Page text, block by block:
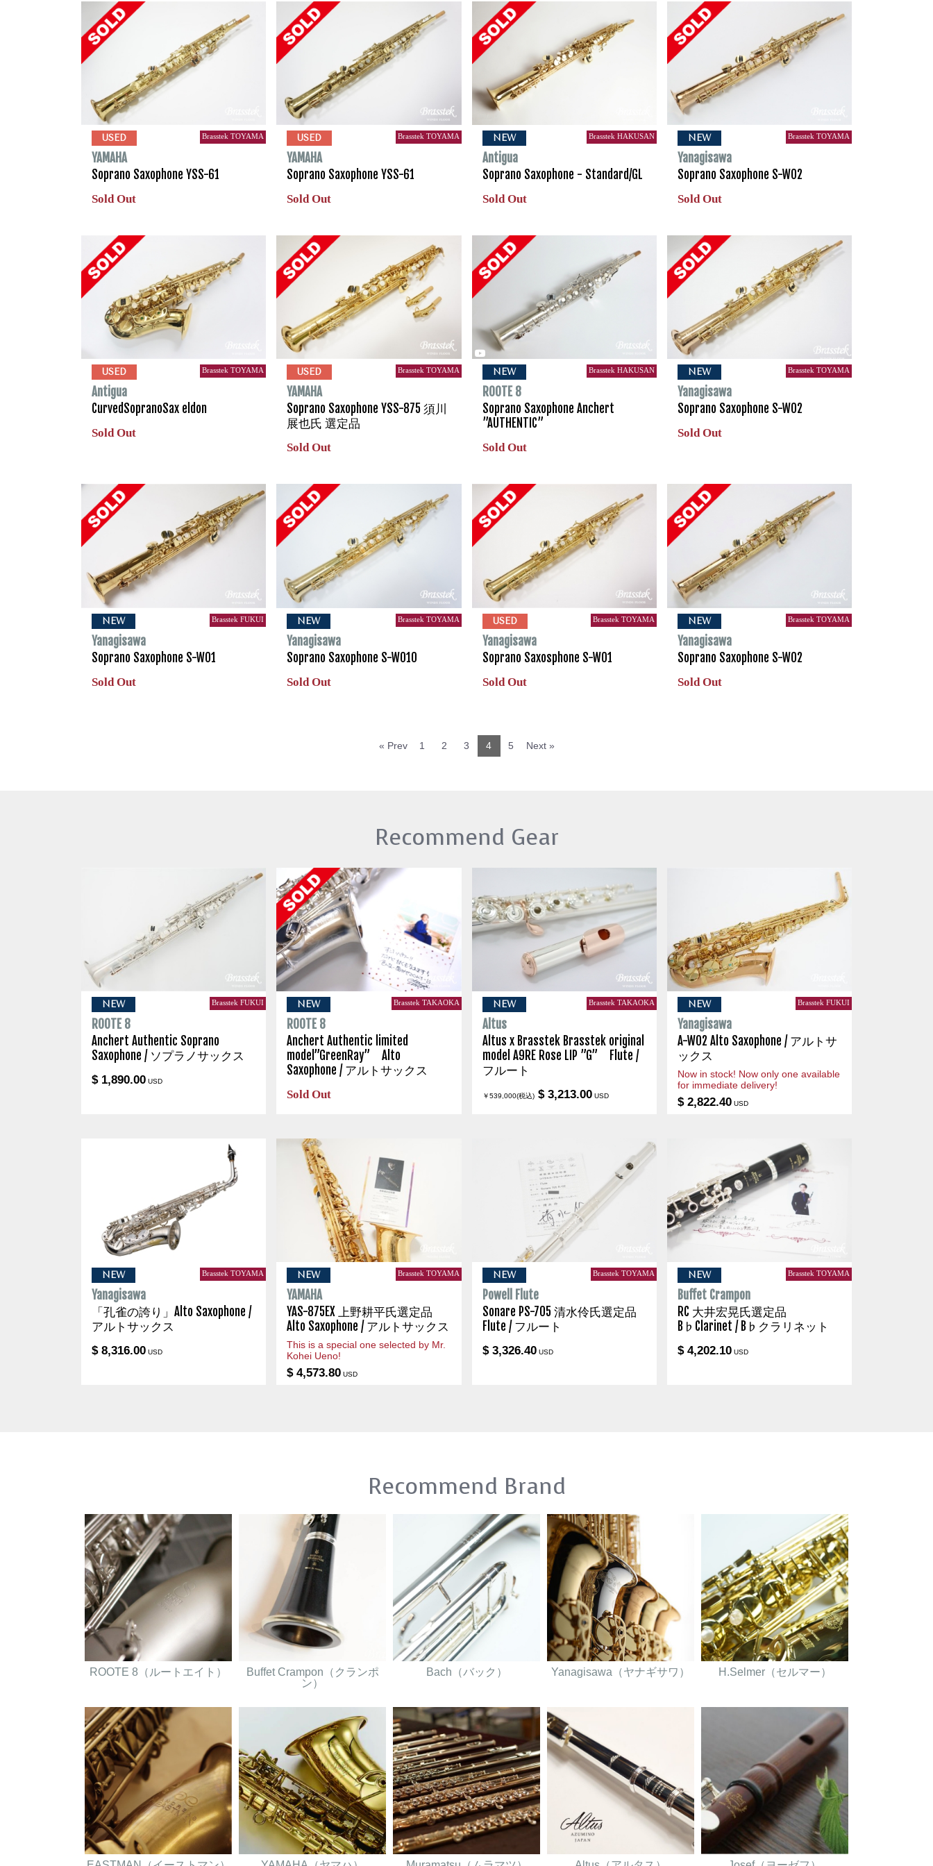
USED Brasstek TOYAMA
YAMAHA
Soprano Saxophone YSS-61
Sold Out
USED Brasstek TOYAMA
YAMAHA
Soprano Saxophone YSS-61
Sold Out
NEW Brasstek HAKUSAN
Antigua
Soprano Saxophone - Standard/GL
Sold Out
NEW Brasstek TOYAMA
Yanagisawa
Soprano Saxophone S-WO2
Sold Out
USED Brasstek TOYAMA
Antigua
CurvedSopranoSax eldon
Sold Out
USED Brasstek TOYAMA
YAMAHA
Soprano Saxophone YSS-875 須川
展也氏 選定品
Sold Out
NEW Brasstek HAKUSAN
ROOTE 8
Soprano Saxophone Anchert
”AUTHENTIC”
Sold Out
NEW Brasstek TOYAMA
Yanagisawa
Soprano Saxophone S-WO2
Sold Out
NEW Brasstek FUKUI
Yanagisawa
Soprano Saxophone S-WO1
Sold Out
NEW Brasstek TOYAMA
Yanagisawa
Soprano Saxophone S-WO10
Sold Out
USED Brasstek TOYAMA
Yanagisawa
Soprano Saxosphone S-WO1
Sold Out
NEW Brasstek TOYAMA
Yanagisawa
Soprano Saxophone S-WO2
Sold Out
« Prev 1 2 3 4 5 Next »
Recommend Gear
NEW Brasstek FUKUI
ROOTE 8
Anchert Authentic Soprano
Saxophone / ソプラノサックス
$ 1,890.00 USD
NEW Brasstek TAKAOKA
ROOTE 8
Anchert Authentic limited
model”GreenRay” Alto
Saxophone / アルトサックス
Sold Out
NEW Brasstek TAKAOKA
Altus
Altus x Brasstek Brasstek original
model A9RE Rose LIP ”G” Flute /
フルート
￥539,000(税込) $ 3,213.00USD
NEW Brasstek FUKUI
Yanagisawa
A-WO2 Alto Saxophone / アルトサ
ックス
Now in stock! Now only one available
for immediate delivery!
$ 2,822.40USD
NEW Brasstek TOYAMA
Yanagisawa
「孔雀の誇り」Alto Saxophone /
アルトサックス
$ 8,316.00 USD
NEW Brasstek TOYAMA
YAMAHA
YAS-875EX 上野耕平氏選定品
Alto Saxophone / アルトサックス
This is a special one selected by Mr.
Kohei Ueno!
$ 4,573.80 USD
NEW Brasstek TOYAMA
Powell Flute
Sonare PS-705 清水伶氏選定品
Flute / フルート
$ 3,326.40USD
NEW Brasstek TOYAMA
Buffet Crampon
RC 大井宏晃氏選定品
B♭Clarinet / B♭クラリネット
$ 4,202.10USD
Recommend Brand
ROOTE 8（ルートエイト）
Buffet Crampon（クランポ
ン）
Bach（バック） Yanagisawa（ヤナギサワ） H.Selmer（セルマー）